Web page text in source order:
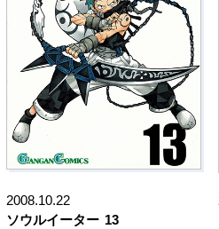
2008.10.22
ソウルイーター 13